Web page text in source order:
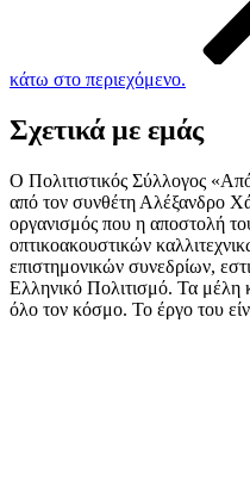
κάτω στο περιεχόμενο.
Σχετικά με εμάς
Ο Πολιτιστικός Σύλλογος
από τον συνθέτη Αλέξανδρο
οργανισμός που η αποστολή
οπτικοακουστικών
επιστημονικών συνεδρίων,
Ελληνικό Πολιτισμό. Τα μέλη
όλο τον κόσμο. Το έργο του